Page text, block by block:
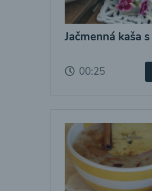
Jačmenná kaša
00:25